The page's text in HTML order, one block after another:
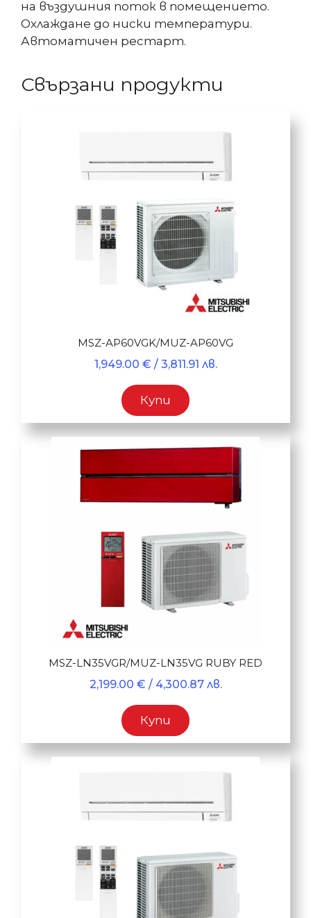
на въздушния поток в помещението.
Охлаждане до ниски температури.
Автоматичен рестарт.
Свързани продукти
MSZ-AP60VGK/MUZ-AP60VG
1,949.00 € / 3,811.91 лв.
Купи
MSZ-LN35VGR/MUZ-LN35VG RUBY RED
2,199.00 € / 4,300.87 лв.
Купи